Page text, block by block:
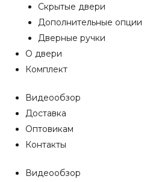
Скрытые двери
Дополнительные опции
Дверные ручки
О двери
Комплект
Видеообзор
Доставка
Оптовикам
Контакты
Видеообзор